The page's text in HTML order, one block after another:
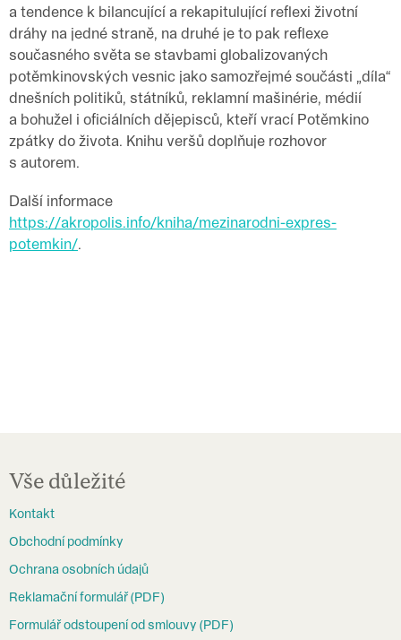
a tendence k bilancující a rekapitulující reflexi životní
dráhy na jedné straně, na druhé je to pak reflexe
současného světa se stavbami globalizovaných
potěmkinovských vesnic jako samozřejmé součásti „díla“
dnešních politiků, státníků, reklamní mašinérie, médií
a bohužel i oficiálních dějepisců, kteří vrací Potěmkino
zpátky do života. Knihu veršů doplňuje rozhovor
s autorem.
Další informace
https://akropolis.info/kniha/mezinarodni-expres-
potemkin/.
Vše důležité
Kontakt
Obchodní podmínky
Ochrana osobních údajů
Reklamační formulář (PDF)
Formulář odstoupení od smlouvy (PDF)